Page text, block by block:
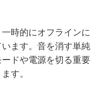
時的にオフラインに
ます。音を消す単純
ドや電源を切る重要
す。